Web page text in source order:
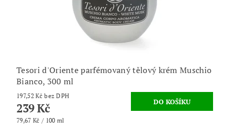
Tesori d'Oriente parfémovaný tělový krém Muschio
Bianco, 300 ml
197,52 Kč bez DPH
239 Kč
79,67 Kč / 100 ml